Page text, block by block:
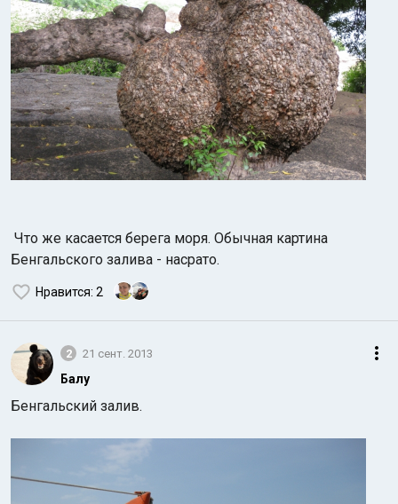
Что же касается берега моря. Обычная картина
Бенгальского залива - насрато.
Нравится: 2
2 21 сент. 2013
Балу
Бенгальский залив.